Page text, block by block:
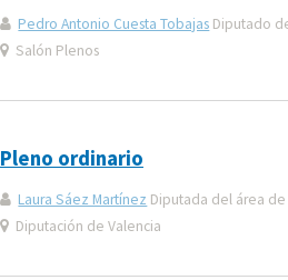
Pedro Antonio Cuesta Tobajas Diputado
Salón Plenos
Pleno ordinario
Laura Sáez Martínez Diputada del área
Diputación de Valencia